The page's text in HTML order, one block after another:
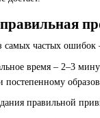
самых частых ошибок
время – 2–3
постепенному
правильной